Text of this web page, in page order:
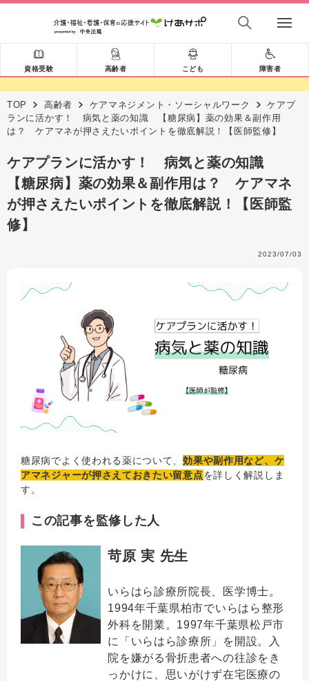
資格受験 高齢者 こども 障害者
TOP 高齢者 ケアマネジメント・ソーシャルワーク
ケアプ
ランに活かす！ 病気と薬の知識 【糖尿病】薬の効果＆副作用
は？ ケアマネが押さえたいポイントを徹底解説！【医師監修】
ケアプランに活かす！ 病気と薬の知識
【糖尿病】薬の効果＆副作用は？ ケアマネ
が押さえたいポイントを徹底解説！【医師監
修】
2023/07/03
糖尿病でよく使われる薬について、効果や副作用など、ケ
アマネジャーが押さえておきたい留意点を詳しく解説しま
す。
この記事を監修した人
苛原 実 先生
いらはら診療所院長、医学博士。
1994年千葉県柏市でいらはら整形
外科を開業。1997年千葉県松戸市
に「いらはら診療所」を開設。入
院を嫌がる骨折患者への往診をき
っかけに、思いがけず在宅医療の